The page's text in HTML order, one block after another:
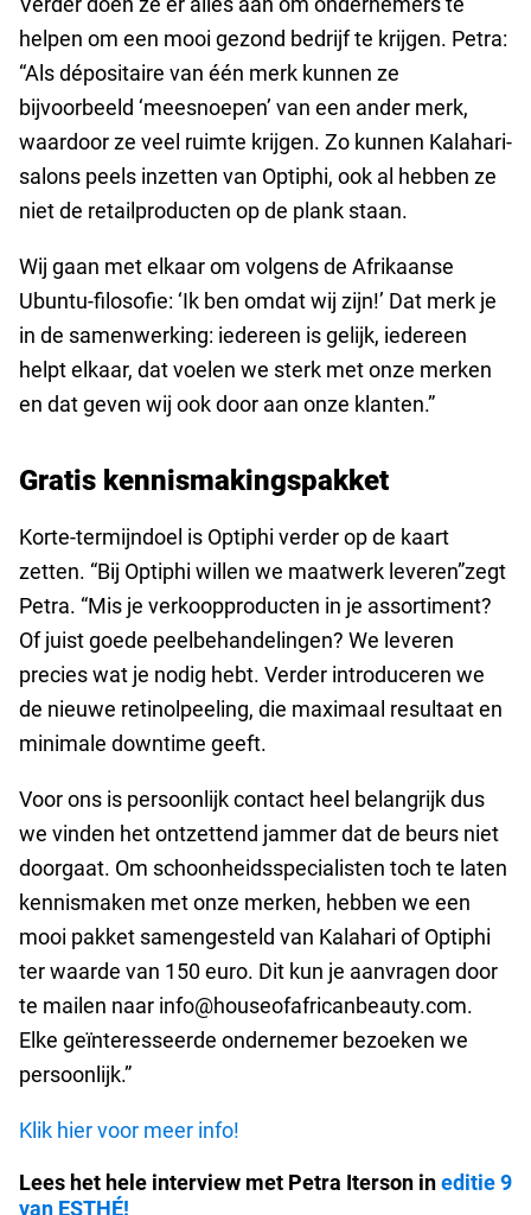
helpen om een mooi gezond bedrijf te krijgen. Petra:
“Als dépositaire van één merk kunnen ze
bijvoorbeeld ‘meesnoepen’ van een ander merk,
waardoor ze veel ruimte krijgen. Zo kunnen Kalahari-
salons peels inzetten van Optiphi, ook al hebben ze
niet de retailproducten op de plank staan.
Wij gaan met elkaar om volgens de Afrikaanse
Ubuntu-filosofie: ‘Ik ben omdat wij zijn!’ Dat merk je
in de samenwerking: iedereen is gelijk, iedereen
helpt elkaar, dat voelen we sterk met onze merken
en dat geven wij ook door aan onze klanten.”
Gratis kennismakingspakket
Korte-termijndoel is Optiphi verder op de kaart
zetten. “Bij Optiphi willen we maatwerk leveren”zegt
Petra. “Mis je verkoopproducten in je assortiment?
Of juist goede peelbehandelingen? We leveren
precies wat je nodig hebt. Verder introduceren we
de nieuwe retinolpeeling, die maximaal resultaat en
minimale downtime geeft.
Voor ons is persoonlijk contact heel belangrijk dus
we vinden het ontzettend jammer dat de beurs niet
doorgaat. Om schoonheidsspecialisten toch te laten
kennismaken met onze merken, hebben we een
mooi pakket samengesteld van Kalahari of Optiphi
ter waarde van 150 euro. Dit kun je aanvragen door
te mailen naar info@houseofafricanbeauty.com.
Elke geïnteresseerde ondernemer bezoeken we
persoonlijk.”
Klik hier voor meer info!
Lees het hele interview met Petra Iterson ineditie 9
van ESTHÉ!